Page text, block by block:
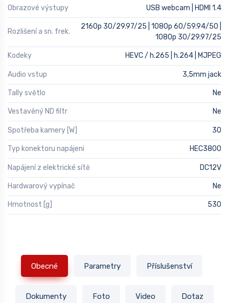
Obrazové výstupy USB webcam | HDMI 1.4
Rozlišení a sn. frek.
2160p 30/29.97/25 | 1080p 60/59.94/50 |
1080p 30/29.97/25
Kodeky HEVC / h.265 | h.264 | MJPEG
Audio vstup 3,5mm jack
Tally světlo Ne
Vestavěný ND filtr Ne
Spotřeba kamery [W] 30
Typ konektoru napájeni HEC3800
Napájení z elektrické sítě DC12V
Hardwarový vypínač Ne
Hmotnost [g] 530
Obecné Parametry Příslušenství
Dokumenty Foto Video Dotaz